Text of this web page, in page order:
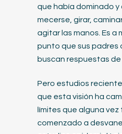
que había dominado y
mecerse, girar,
agitar las manos. Es a
punto que sus padres
buscan respuestas de
Pero estudios
que esta visión ha
límites que alguna
comenzado a